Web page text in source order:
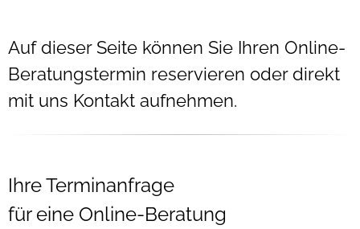
Auf dieser Seite können Sie Ihren Online-
Beratungstermin reservieren oder direkt
mit uns Kontakt aufnehmen.
Ihre Terminanfrage
für eine Online-Beratung